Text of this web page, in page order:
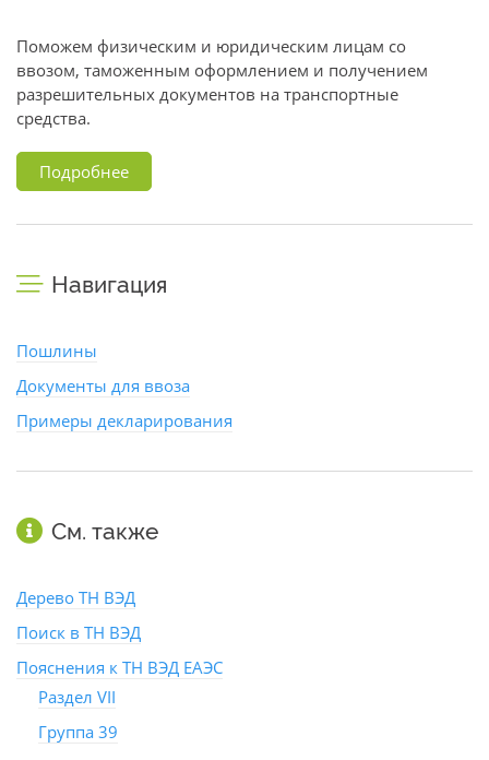
Поможем физическим и юридическим лицам со
ввозом, таможенным оформлением и получением
разрешительных документов на транспортные
средства.
Подробнее
Навигация
Пошлины
Документы для ввоза
Примеры декларирования
См. также
Дерево ТН ВЭД
Поиск в ТН ВЭД
Пояснения к ТН ВЭД ЕАЭС
Раздел VII
Группа 39